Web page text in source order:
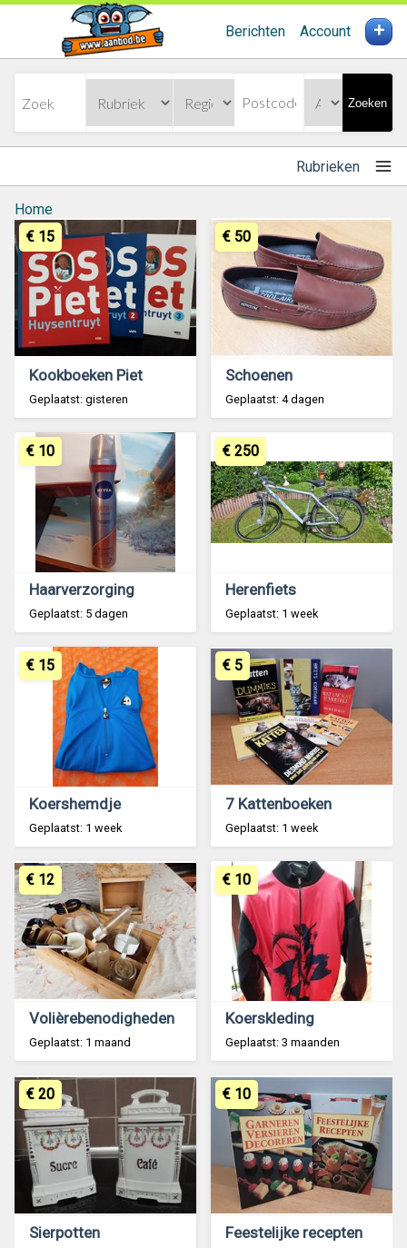
Berichten Account +
Zoeken
Rubrieken
Home
Kookboeken Piet
Geplaatst: gisteren
€ 15
Schoenen
Geplaatst: 4 dagen
€ 50
Haarverzorging
Geplaatst: 5 dagen
€ 10
Herenfiets
Geplaatst: 1 week
€ 250
Koershemdje
Geplaatst: 1 week
€ 15
7 Kattenboeken
Geplaatst: 1 week
€ 5
Volièrebenodigheden
Geplaatst: 1 maand
€ 12
Koerskleding
Geplaatst: 3 maanden
€ 10
Sierpotten
€ 20
Feestelijke recepten
€ 10